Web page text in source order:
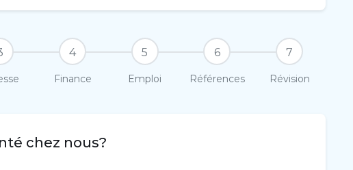
4
Finance
5
Emploi
6
Références
7
Révision
chez nous?